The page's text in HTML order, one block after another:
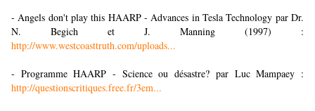
- Angels don't play this HAARP - Advances in Tesla Technology par Dr.
N. Begich et J. Manning (1997) :
http://www.westcoasttruth.com/uploads...
- Programme HAARP - Science ou désastre? par Luc Mampaey :
http://questionscritiques.free.fr/3em...